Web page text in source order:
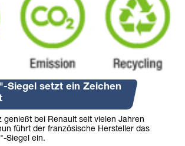
Siegel setzt ein Zeichen
genießt bei Renault seit vielen Jahren
führt der französische Hersteller das
Siegel ein.